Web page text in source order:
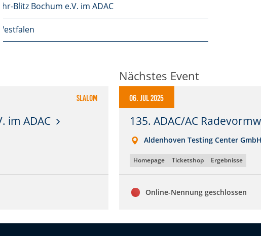
Blitz Bochum e.V. im ADAC
Slalom
im ADAC
Nächstes Event
06. Jul 2025
135. ADAC/AC
Aldenhoven Testing Center
Homepage Ticketshop Ergebnisse
Online-Nennung geschlossen